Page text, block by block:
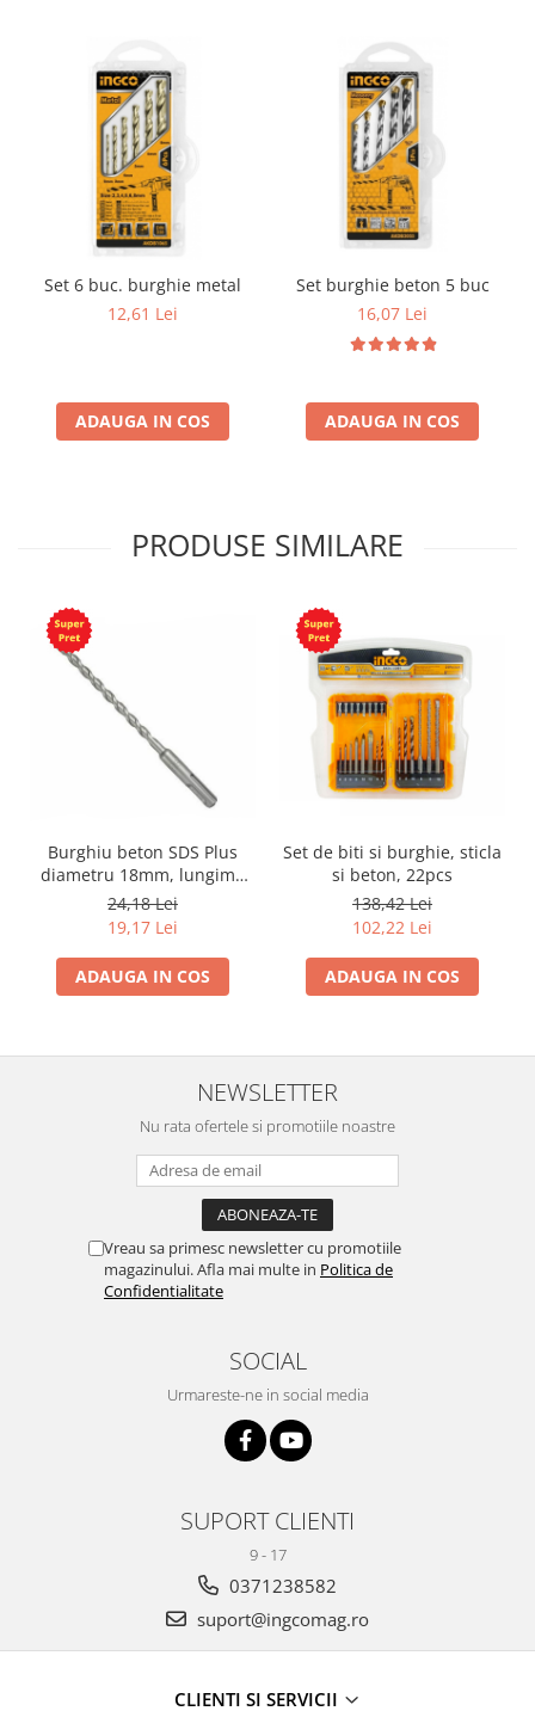
Set 6 buc. burghie metal
12,61 Lei
ADAUGA IN COS
Set burghie beton 5 buc
16,07 Lei
ADAUGA IN COS
PRODUSE SIMILARE
Burghiu beton SDS Plus
diametru 18mm, lungime
450mm
24,18 Lei
19,17 Lei
ADAUGA IN COS
Set de biti si burghie, sticla
si beton, 22pcs
138,42 Lei
102,22 Lei
ADAUGA IN COS
NEWSLETTER
Nu rata ofertele si promotiile noastre
Vreau sa primesc newsletter cu promotiile
magazinului. Afla mai multe in Politica de
Confidentialitate
SOCIAL
Urmareste-ne in social media
SUPORT CLIENTI
9 - 17
0371238582
suport@ingcomag.ro
CLIENTI SI SERVICII